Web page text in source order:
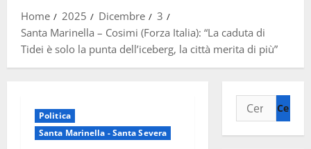
Home
2025 Dicembre
3
Santa Marinella – Cosimi (Forza Italia): “La caduta di
Tidei è solo la punta dell’iceberg, la città merita di più”
Politica
Santa Marinella - Santa Severa
Ricerca
per: